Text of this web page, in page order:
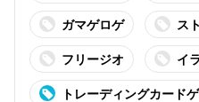
ガマゲロゲ ス
フリージオ イ
トレーディングカード